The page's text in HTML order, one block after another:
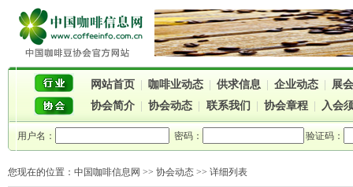
网站首页 咖啡业动态 供求信息 企业动态
展
协会简介
协会动态 联系我们 协会章程 入会
用户名： 密码： 验证码：
您现在的位置： 中国咖啡信息网 >> 协会动态 >> 详细列表